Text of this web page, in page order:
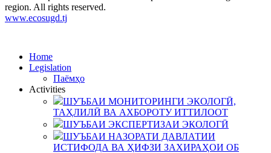
region. All rights reserved.
www.ecosugd.tj
Home
Legislation
Паёмҳо
Activities
ШУЪБАИ МОНИТОРИНГИ ЭКОЛОГӢ,
ТАҲЛИЛӢ ВА АХБОРОТУ ИТТИЛООТ
ШУЪБАИ ЭКСПЕРТИЗАИ ЭКОЛОГӢ
ШУЪБАИ НАЗОРАТИ ДАВЛАТИИ
ИСТИФОДА ВА ҲИФЗИ ЗАХИРАҲОИ ОБ